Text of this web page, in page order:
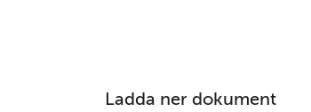
Ladda ner dokument